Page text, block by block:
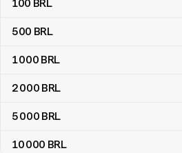
100 BRL
500 BRL
1 000 BRL
2 000 BRL
5 000 BRL
10 000 BRL